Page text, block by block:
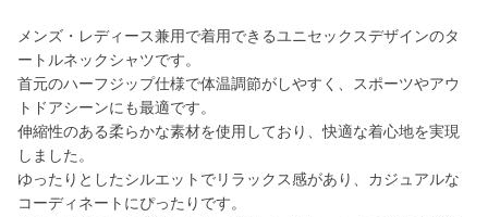
メンズ・レディース兼用で着用できるユニセックスデザインのタ
ートルネックシャツです。
首元のハーフジップ仕様で体温調節がしやすく、スポーツやアウ
トドアシーンにも最適です。
伸縮性のある柔らかな素材を使用しており、快適な着心地を実現
しました。
ゆったりとしたシルエットでリラックス感があり、カジュアルな
コーディネートにぴったりです。